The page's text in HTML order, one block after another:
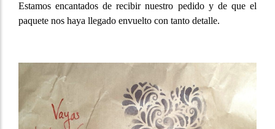
Estamos encantados de recibir nuestro pedido y de que el
paquete nos haya llegado envuelto con tanto detalle.